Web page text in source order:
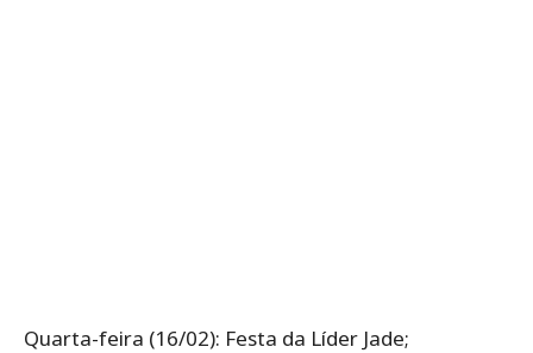
Quarta-feira (16/02): Festa da Líder Jade;